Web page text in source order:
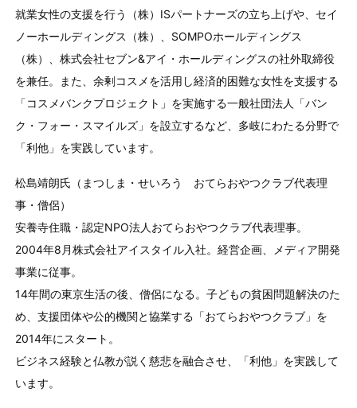
就業女性の支援を行う（株）ISパートナーズの立ち上げや、セイ
ノーホールディングス（株）、SOMPOホールディングス
（株）、株式会社セブン&アイ・ホールディングスの社外取締役
を兼任。また、余剰コスメを活用し経済的困難な女性を支援する
「コスメバンクプロジェクト」を実施する一般社団法人「バン
ク・フォー・スマイルズ」を設立するなど、多岐にわたる分野で
「利他」を実践しています。
松島靖朗氏（まつしま・せいろう おてらおやつクラブ代表理
事・僧侶）
安養寺住職・認定NPO法人おてらおやつクラブ代表理事。
2004年8月株式会社アイスタイル入社。経営企画、メディア開発
事業に従事。
14年間の東京生活の後、僧侶になる。子どもの貧困問題解決のた
め、支援団体や公的機関と協業する「おてらおやつクラブ」を
2014年にスタート。
ビジネス経験と仏教が説く慈悲を融合させ、「利他」を実践して
います。